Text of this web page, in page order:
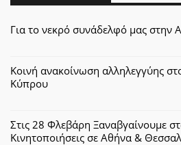
Για το νεκρό συνάδελφό μας στην
Κοινή ανακοίνωση αλληλεγγύης
Κύπρου
Στις 28 Φλεβάρη Ξαναβγαίνουμε
Κινητοποιήσεις σε Αθήνα &